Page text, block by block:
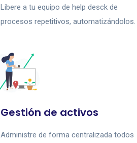
Libere a tu equipo de help desck de
procesos repetitivos, automatizándolos.
Gestión de activos
Administre de forma centralizada todos